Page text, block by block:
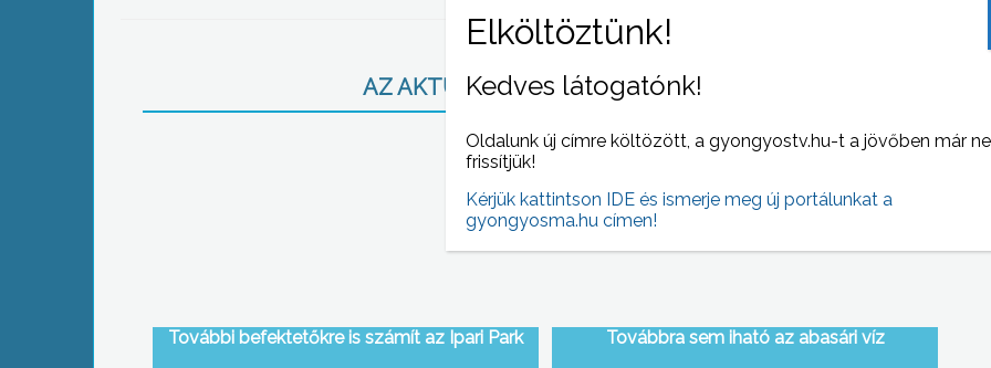
AZ AKTUÁLIS NAPI HÍREI
További befektetőkre is számít az Ipari Park Továbbra sem iható az abasári víz
Kedves látogatónk!
Oldalunk új címre költözött, a gyongyostv.hu-t a jövőben már
frissítjük!
Kérjük kattintson IDE és ismerje meg új portálunkat a
gyongyosma.hu címen!